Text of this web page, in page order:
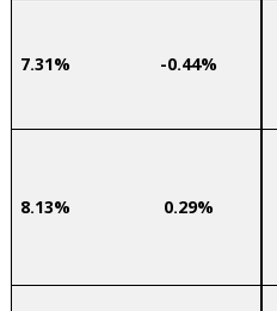
-0.44%
7.31%
0.29%
8.13%